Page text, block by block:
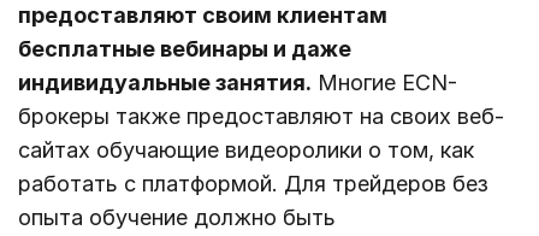
предоставляют своим клиентам
бесплатные вебинары и даже
индивидуальные занятия. Многие ECN-
брокеры также предоставляют на своих веб-
сайтах обучающие видеоролики о том, как
работать с платформой. Для трейдеров без
опыта обучение должно быть